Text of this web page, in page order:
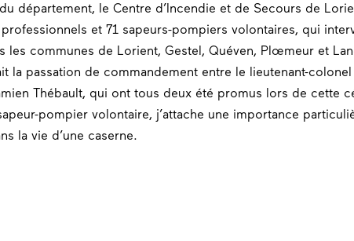
département, le Centre d’Incendie et de Secours de
et 71 sapeurs-pompiers volontaires, qui
les communes de Lorient, Gestel, Quéven, Plœmeur et
la passation de commandement entre le lieutenant-
Thébault, qui ont tous deux été promus lors de cette
pompier volontaire, j’attache une importance
la vie d’une caserne.